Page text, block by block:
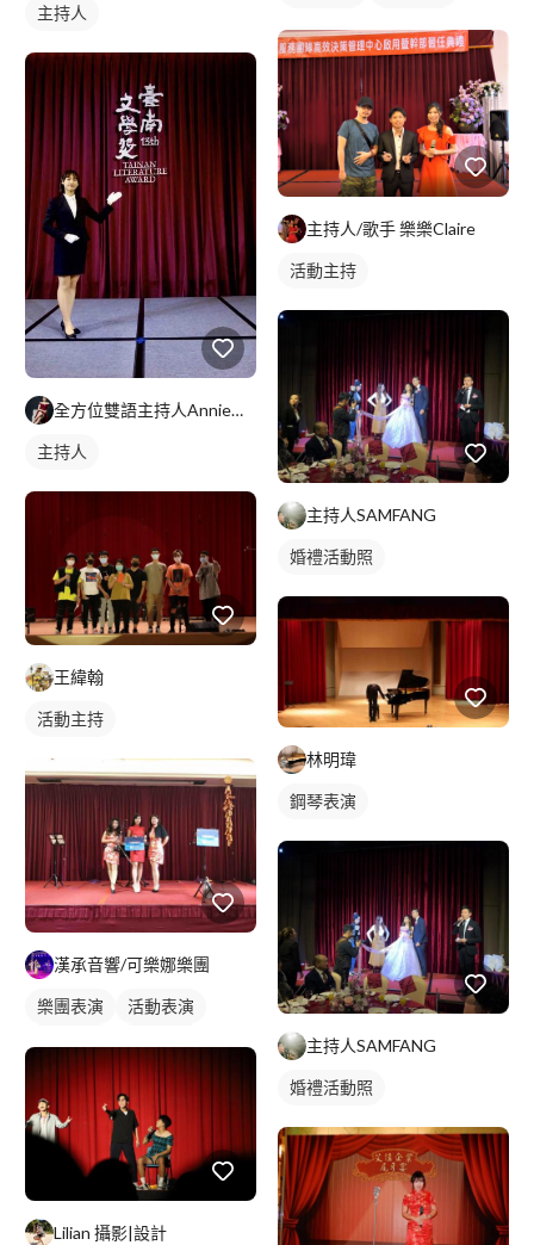
主持人
全方位雙語主持人Annie｜婚禮x尾牙x活動主持
主持人
王緯翰
活動主持
漢承音響/可樂娜樂團
樂團表演
活動表演
歌唱表演
活動主持
婚禮表演
Lilian 攝影|設計
活動主持
婚禮表演
主持人/歌手 樂樂Claire
活動主持
主持人SAMFANG
婚禮活動照
林明瑋
鋼琴表演
主持人SAMFANG
婚禮活動照